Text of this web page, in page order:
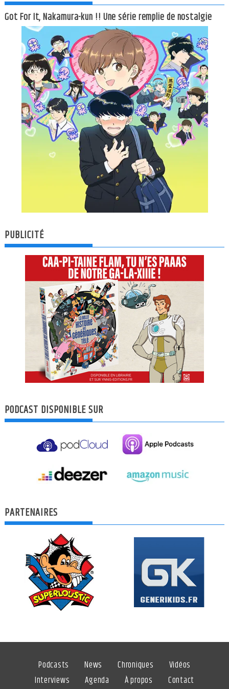
Got For It, Nakamura-kun !! Une série remplie de nostalgie
PUBLICITÉ
PODCAST DISPONIBLE SUR
PARTENAIRES
Podcasts News Chroniques
Vidéos
Interviews
Agenda À propos Contact